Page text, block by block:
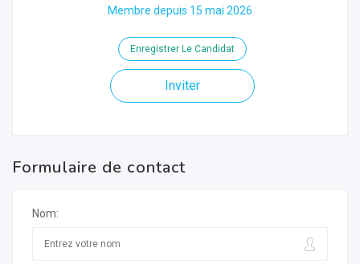
Membre depuis 15 mai 2026
Enregistrer Le Candidat
Inviter
Formulaire de contact
Nom: